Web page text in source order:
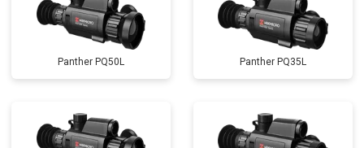
Panther PQ50L Panther PQ35L